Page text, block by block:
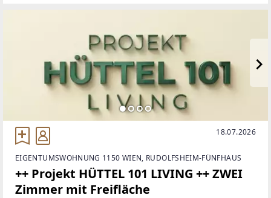
18.07.2026
EIGENTUMSWOHNUNG 1150 WIEN, RUDOLFSHEIM-FÜNFHAUS
++ Projekt HÜTTEL 101 LIVING ++ ZWEI
Zimmer mit Freifläche